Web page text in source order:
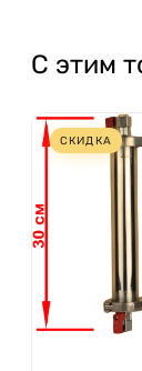
С этим
СКИДКА